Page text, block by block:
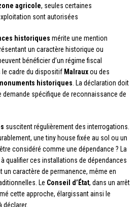
agricole, seules certaines
sont autorisées
historiques mérite une mention
un caractère historique ou
bénéficier d’un régime fiscal
le cadre du dispositif Malrauxou des
historiques . La déclaration doit
demande spécifique de reconnaissance de
suscitent régulièrement des interrogations.
une tiny house fixée au sol ou un
considéré comme une dépendance ? La
qualifier ces installations de dépendances
un caractère de permanence, même en
Le Conseil d’État, dans un arrêt
cette approche, élargissant ainsi le